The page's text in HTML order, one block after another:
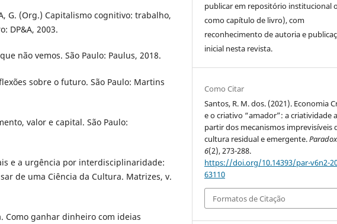
G. (Org.) Capitalismo cognitivo: trabalho,
DP&A, 2003.
não vemos. São Paulo: Paulus, 2018.
sobre o futuro. São Paulo: Martins
valor e capital. São Paulo:
e a urgência por interdisciplinaridade:
de uma Ciência da Cultura. Matrizes, v.
Como ganhar dinheiro com ideias
publicar em repositório institucional
como capítulo de livro), com
reconhecimento de autoria e
inicial nesta revista.
Como Citar
Santos, R. M. dos. (2021). Economia
e o criativo “amador”: a criatividade a
partir dos mecanismos imprevisíveis
cultura residual e emergente.
6(2), 273-288.
https://doi.org/10.14393/par-v6n2-
63110
Formatos de Citação